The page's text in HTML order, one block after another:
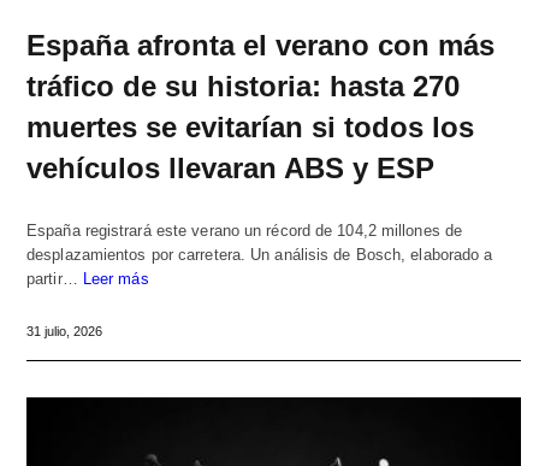
España afronta el verano con más
tráfico de su historia: hasta 270
muertes se evitarían si todos los
vehículos llevaran ABS y ESP
España registrará este verano un récord de 104,2 millones de
desplazamientos por carretera. Un análisis de Bosch, elaborado a
partir… Leer más
31 julio, 2026